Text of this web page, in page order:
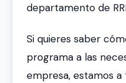
departamento de
Si quieres saber
programa a las
empresa, estamos a